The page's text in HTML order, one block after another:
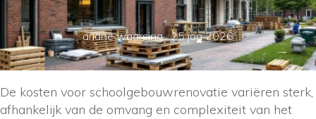
ariane waarsing·25 jan 2026
De kosten voor schoolgebouwrenovatie variëren sterk,
afhankelijk van de omvang en complexiteit van het